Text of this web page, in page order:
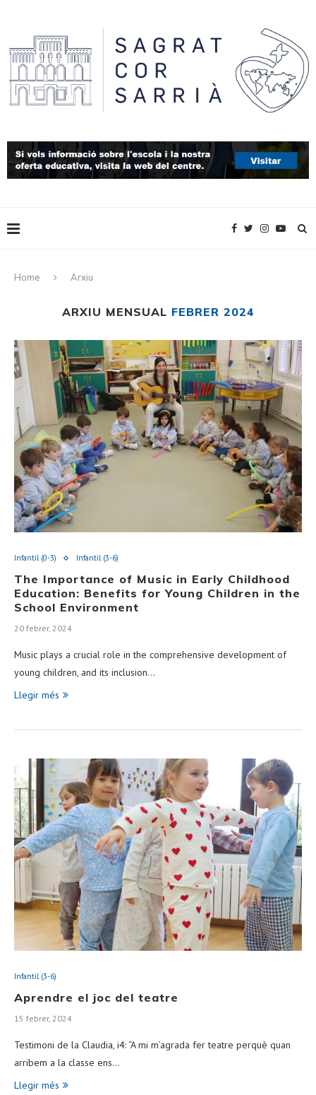
Home Arxiu
ARXIU MENSUAL FEBRER 2024
Infantil (0-3) Infantil (3-6)
The Importance of Music in Early Childhood
Education: Benefits for Young Children in the
School Environment
20 febrer, 2024
Music plays a crucial role in the comprehensive development of
young children, and its inclusion…
Llegir més
Infantil (3-6)
Aprendre el joc del teatre
15 febrer, 2024
Testimoni de la Claudia, i4: “A mi m’agrada fer teatre perquè quan
arribem a la classe ens…
Llegir més